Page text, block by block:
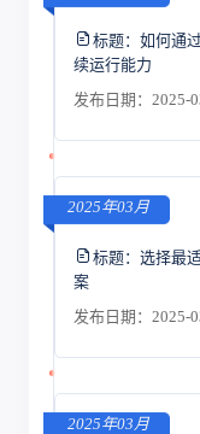
标题： 如何通
续运行能力
发布日期：2025-
2025年03月
标题： 选择最
案
发布日期：2025-
2025年03月